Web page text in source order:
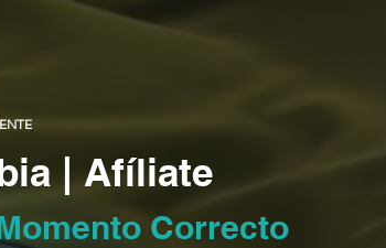
| Afíliate
Correcto